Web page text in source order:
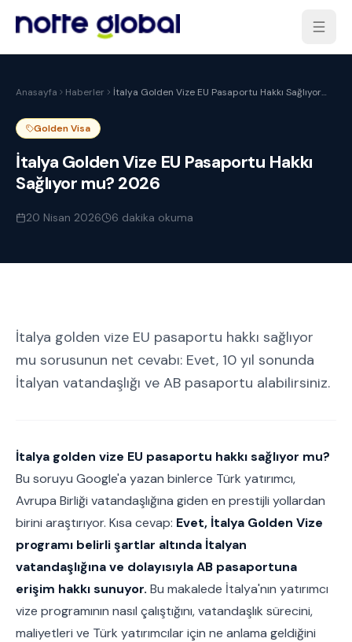
Anasayfa Haberler
İtalya Golden Vize EU Pasaportu Hakkı Sağlıyor
Golden Visa
İtalya Golden Vize EU Pasaportu Hakkı
Sağlıyor mu? 2026
20 Nisan 2026 6 dakika okuma
İtalya golden vize EU pasaportu hakkı sağlıyor
mu sorusunun net cevabı: Evet, 10 yıl sonunda
İtalyan vatandaşlığı ve AB pasaportu alabilirsiniz.
İtalya golden vize EU pasaportu hakkı sağlıyor mu?
Bu soruyu Google'a yazan binlerce Türk yatırımcı,
Avrupa Birliği vatandaşlığına giden en prestijli yollardan
birini araştırıyor. Kısa cevap: Evet, İtalya Golden Vize
programı belirli şartlar altında İtalyan
vatandaşlığına ve dolayısıyla AB pasaportuna
erişim hakkı sunuyor. Bu makalede İtalya'nın yatırımcı
vize programının nasıl çalıştığını, vatandaşlık sürecini,
maliyetleri ve Türk yatırımcılar için ne anlama geldiğini